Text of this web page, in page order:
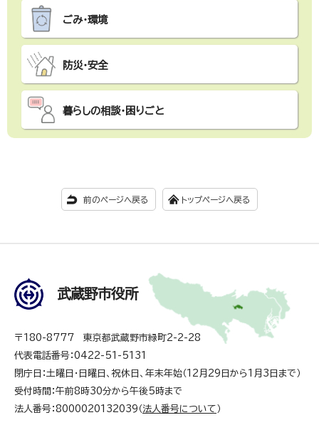
ごみ・環境
防災・安全
暮らしの相談・困りごと
前のページへ戻る トップページへ戻る
武蔵野市役所
〒180-8777 東京都武蔵野市緑町2-2-28
代表電話番号：0422-51-5131
閉庁日：土曜日・日曜日、祝休日、年末年始（12月29日から1月3日まで）
受付時間：午前8時30分から午後5時まで
法人番号：8000020132039（法人番号について ）